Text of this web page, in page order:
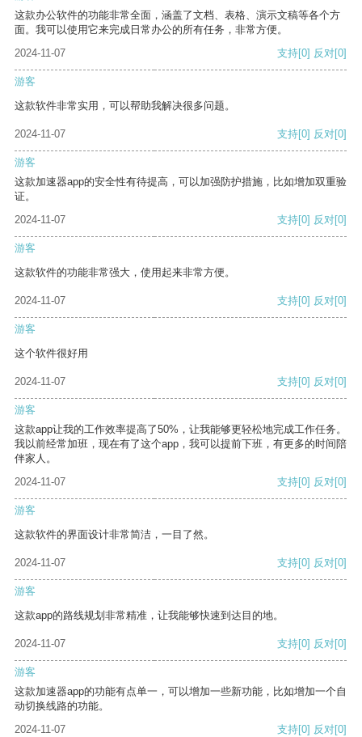
这款办公软件的功能非常全面，涵盖了文档、表格、演示文稿等各个方
面。我可以使用它来完成日常办公的所有任务，非常方便。
2024-11-07
支持[0] 反对[0]
游客
这款软件非常实用，可以帮助我解决很多问题。
2024-11-07 支持[0] 反对[0]
游客
这款加速器app的安全性有待提高，可以加强防护措施，比如增加双重验
证。
2024-11-07
支持[0] 反对[0]
游客
这款软件的功能非常强大，使用起来非常方便。
2024-11-07 支持[0] 反对[0]
游客
这个软件很好用
2024-11-07 支持[0] 反对[0]
游客
这款app让我的工作效率提高了50%，让我能够更轻松地完成工作任务。
我以前经常加班，现在有了这个app，我可以提前下班，有更多的时间陪
伴家人。
2024-11-07
支持[0] 反对[0]
游客
这款软件的界面设计非常简洁，一目了然。
2024-11-07 支持[0] 反对[0]
游客
这款app的路线规划非常精准，让我能够快速到达目的地。
2024-11-07 支持[0] 反对[0]
游客
这款加速器app的功能有点单一，可以增加一些新功能，比如增加一个自
动切换线路的功能。
2024-11-07
支持[0] 反对[0]